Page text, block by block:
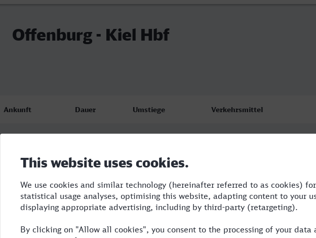
Offenburg - Kiel Hbf
Ankunft Dauer Umstiege Verkehrsmittel
15:21
Kiel Hbf
15:52
7:54 3 NBE,RE,ECE